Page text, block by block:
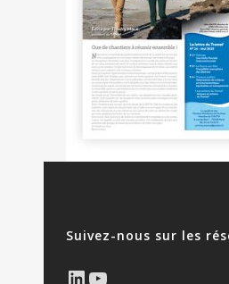
Suivez-nous sur les
LinkedIn
YouTube